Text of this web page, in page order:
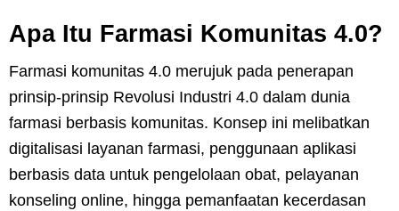
Apa Itu Farmasi Komunitas 4.0?
Farmasi komunitas 4.0 merujuk pada penerapan
prinsip-prinsip Revolusi Industri 4.0 dalam dunia
farmasi berbasis komunitas. Konsep ini melibatkan
digitalisasi layanan farmasi, penggunaan aplikasi
berbasis data untuk pengelolaan obat, pelayanan
konseling online, hingga pemanfaatan kecerdasan